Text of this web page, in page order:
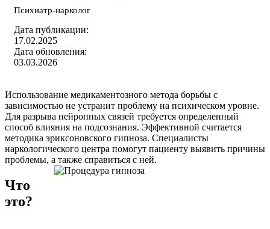
Психиатр-нарколог
Дата публикации:
17.02.2025
Дата обновления:
03.03.2026
Использование медикаментозного метода борьбы с
зависимостью не устранит проблему на психическом уровне.
Для разрыва нейронных связей требуется определенный
способ влияния на подсознания. Эффективной считается
методика эриксоновского гипноза. Специалисты
наркологического центра помогут пациенту выявить причины
проблемы, а также справиться с ней.
Что
это?